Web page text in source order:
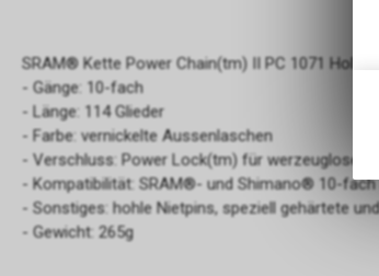
SRAM® Kette Power Chain(tm) II PC 1071 Hollow
- Gänge: 10-fach
- Länge: 114 Glieder
- Farbe: vernickelte Aussenlaschen
- Verschluss: Power Lock(tm) für werzeuglose
- Kompatibilität: SRAM®- und Shimano® 10-
- Sonstiges: hohle Nietpins, speziell gehärtete
- Gewicht: 265g